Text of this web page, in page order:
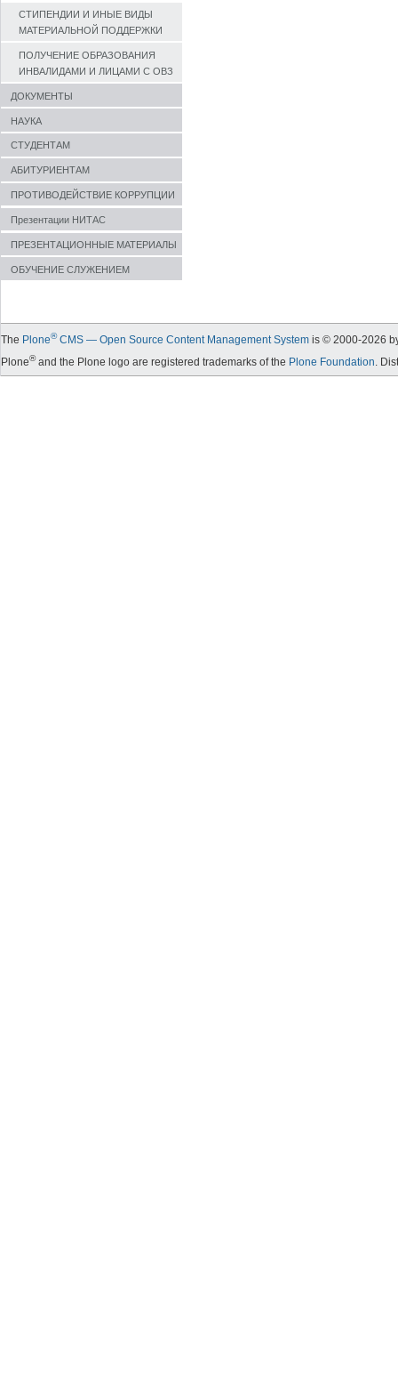
СТИПЕНДИИ И ИНЫЕ ВИДЫ
МАТЕРИАЛЬНОЙ ПОДДЕРЖКИ
ПОЛУЧЕНИЕ ОБРАЗОВАНИЯ
ИНВАЛИДАМИ И ЛИЦАМИ С ОВЗ
ДОКУМЕНТЫ
НАУКА
СТУДЕНТАМ
АБИТУРИЕНТАМ
ПРОТИВОДЕЙСТВИЕ КОРРУПЦИИ
Презентации НИТАС
ПРЕЗЕНТАЦИОННЫЕ МАТЕРИАЛЫ
ОБУЧЕНИЕ СЛУЖЕНИЕМ
The Plone®CMS — Open Source Content Management System is © 2000-2026
Plone®and the Plone logo are registered trademarks of the Plone Foundation.